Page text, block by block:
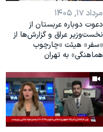
مرداد ۱۷, ۱۴۰۵
دعوت دوباره عربستان از
نخست‌وزیر عراق و گزارش‌ها از
«سفر» هیئت «چارچوب
هماهنگی» به تهران